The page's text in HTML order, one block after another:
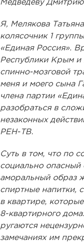
Медведеву
Я, Мелякова
колясочник 1
«Единая Россия».
Республики Крым и
спинно-мозговой
меня и моего сына
члена партии
разобраться в
незаконных
РЕН-ТВ.
Суть в том, что по
социально опасный
аморальный образ
спиртные напитки,
в квартире,
8-квартирного
ругаются
замечаниях им